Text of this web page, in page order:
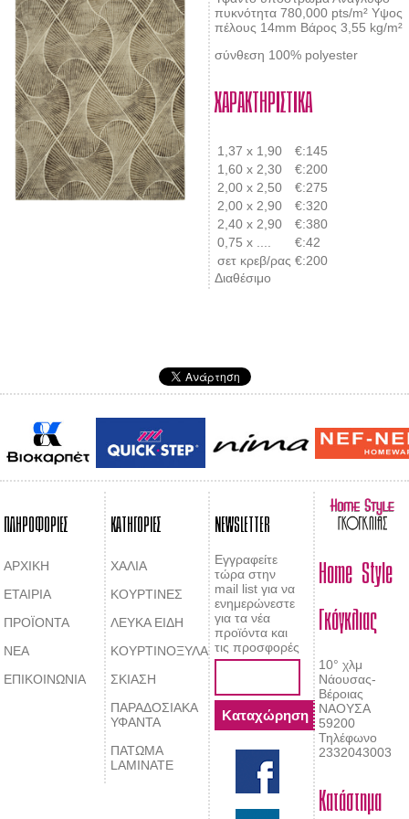
πυκνότητα 780,000 pts/m² Υψος
πέλους 14mm Βάρος 3,55 kg/m²
σύνθεση 100% polyester
ΧΑΡΑΚΤΗΡΙΣΤΙΚΑ
1,37 x 1,90
€:145
1,60 x 2,30
€:200
2,00 x 2,50
€:275
2,00 x 2,90
€:320
2,40 x 2,90
€:380
0,75 x ....
€:42
σετ κρεβ/ρας €:200
Διαθέσιμο
ΠΛΗΡΟΦΟΡΙΕΣ
ΑΡΧΙΚΗ
ΕΤΑΙΡΙΑ
ΠΡΟΪΟΝΤΑ
ΝΕΑ
ΕΠΙΚΟΙΝΩΝΙΑ
ΚΑΤΗΓΟΡΙΕΣ
ΧΑΛΙΑ
ΚΟΥΡΤΙΝΕΣ
ΛΕΥΚΑ ΕΙΔΗ
ΚΟΥΡΤΙΝΟΞΥΛΑ
ΣΚΙΑΣΗ
ΠΑΡΑΔΟΣΙΑΚΑ
ΥΦΑΝΤΑ
ΠΑΤΩΜΑ
LAMINATE
NEWSLETTER
Εγγραφείτε
τώρα στην
mail list για να
ενημερώνεστε
για τα νέα
προϊόντα και
τις προσφορές
Home Style
Γκόγκλιας
10° χλμ
Νάουσας-
Βέροιας
ΝΑΟΥΣΑ
59200
Τηλέφωνο
2332043003
Κατάστημα